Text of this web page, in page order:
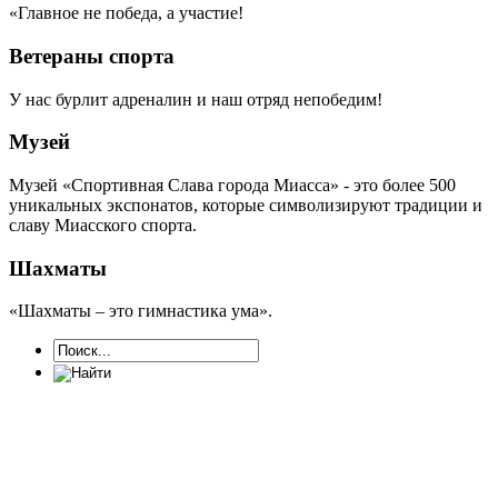
«Главное не победа, а участие!
Ветераны спорта
У нас бурлит адреналин и наш отряд непобедим!
Музей
Музей «Спортивная Слава города Миасса» - это более 500
уникальных экспонатов, которые символизируют традиции и
славу Миасского спорта.
Шахматы
«Шахматы – это гимнастика ума».